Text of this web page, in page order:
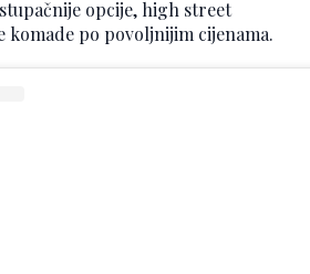
opcije, high street
komade po povoljnijim cijenama.